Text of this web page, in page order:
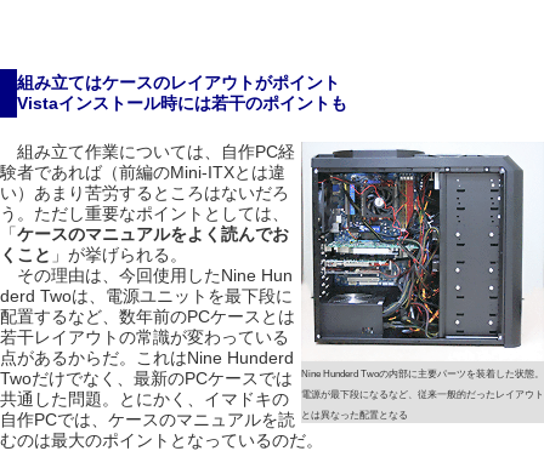
組み立てはケースのレイアウトがポイント
Vistaインストール時には若干のポイントも
Nine Hunderd Twoの内部に主要パーツを装着した状態。
電源が最下段になるなど、従来一般的だったレイアウト
とは異なった配置となる
組み立て作業については、自作PC経
験者であれば（前編のMini-ITXとは違
い）あまり苦労するところはないだろ
う。ただし重要なポイントとしては、
「ケースのマニュアルをよく読んでお
くこと 」が挙げられる。
その理由は、今回使用したNine Hun
derd Twoは、電源ユニットを最下段に
配置するなど、数年前のPCケースとは
若干レイアウトの常識が変わっている
点があるからだ。これはNine Hunderd
Twoだけでなく、最新のPCケースでは
共通した問題。とにかく、イマドキの
自作PCでは、ケースのマニュアルを読
むのは最大のポイントとなっているのだ。